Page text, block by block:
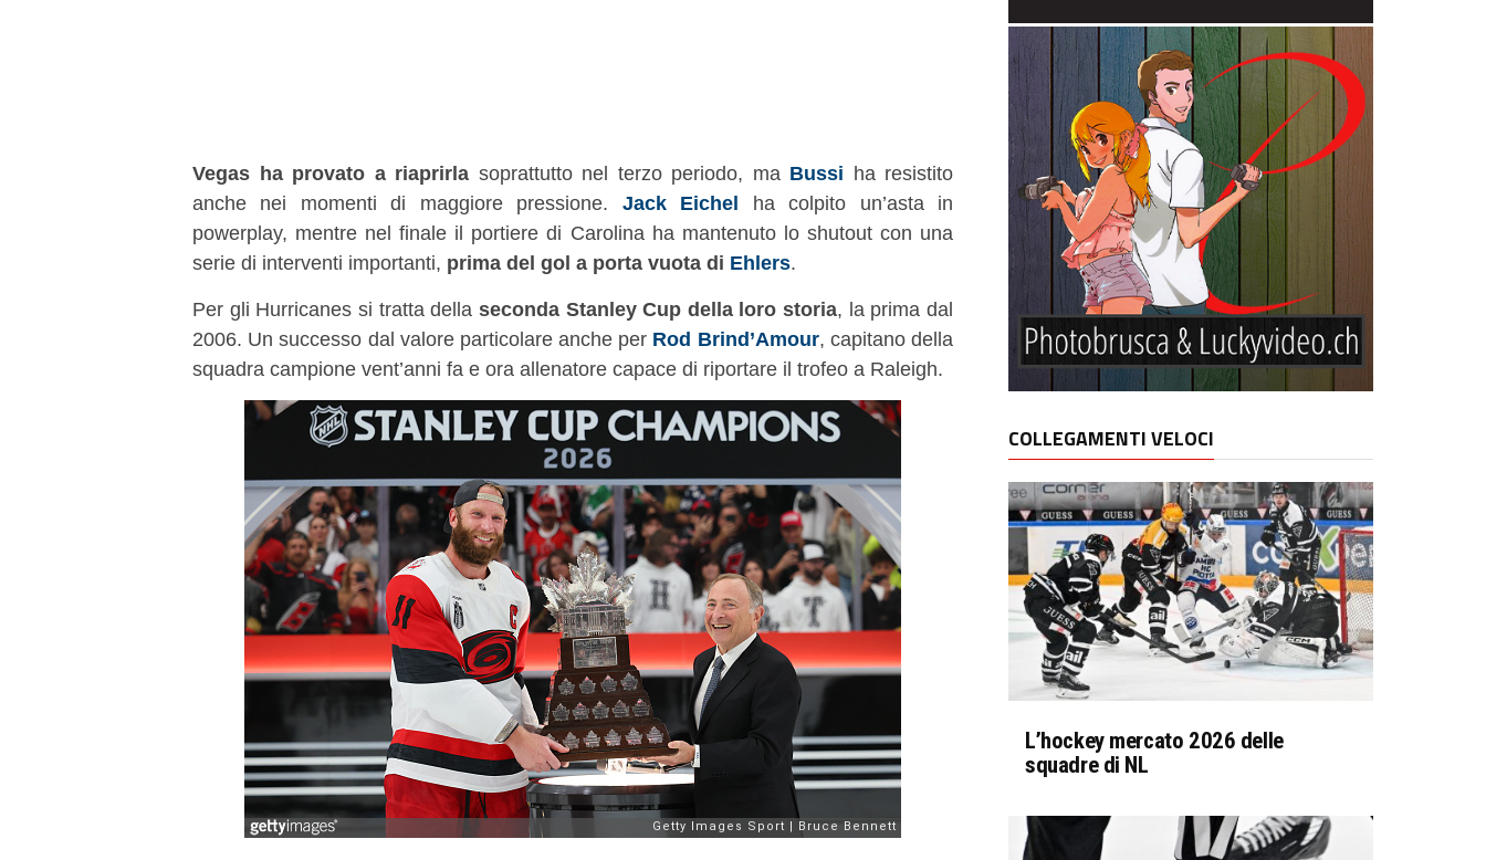
Vegas ha provato a riaprirla soprattutto nel terzo periodo, ma Bussi ha resistito
anche nei momenti di maggiore pressione. Jack Eichel ha colpito un’asta in
powerplay, mentre nel finale il portiere di Carolina ha mantenuto lo shutout con una
serie di interventi importanti, prima del gol a porta vuota di Ehlers.
Per gli Hurricanes si tratta della seconda Stanley Cup della loro storia, la prima dal
2006. Un successo dal valore particolare anche per Rod Brind’Amour, capitano della
squadra campione vent’anni fa e ora allenatore capace di riportare il trofeo a Raleigh.
COLLEGAMENTI VELOCI
L’hockey mercato 2026 delle
squadre di NL